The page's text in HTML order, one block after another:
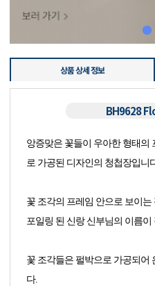
상품 상세 정보
BH9628
앙증맞은 꽃들이 우아한 형태의
로 가공된 디자인의 청첩장입니
꽃 조각의 프레임 안으로 보이
포일링 된 신랑 신부님의 이름이
꽃 조각들은 펄박으로 가공되어
다.